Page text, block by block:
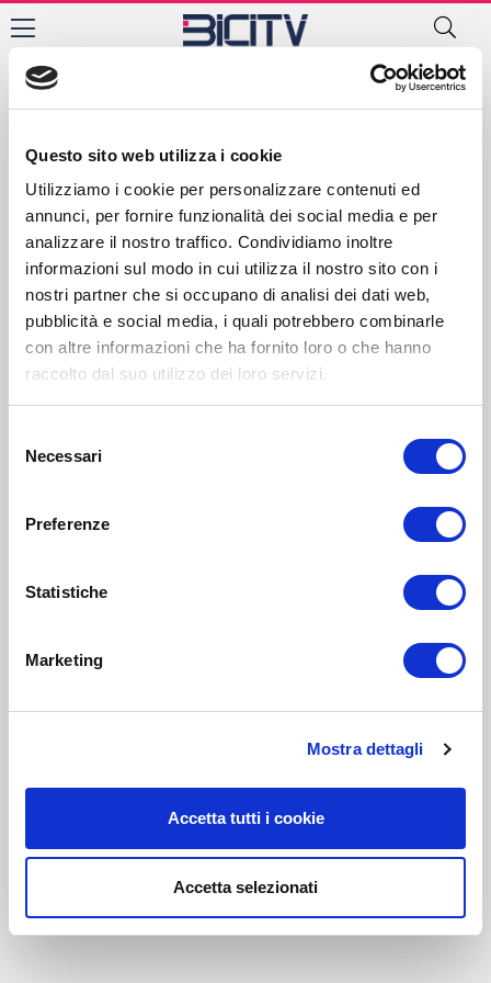
Questo sito web utilizza i cookie
Utilizziamo i cookie per personalizzare contenuti ed
annunci, per fornire funzionalità dei social media e per
analizzare il nostro traffico. Condividiamo inoltre
informazioni sul modo in cui utilizza il nostro sito con i
nostri partner che si occupano di analisi dei dati web,
pubblicità e social media, i quali potrebbero combinarle
con altre informazioni che ha fornito loro o che hanno
raccolto dal suo utilizzo dei loro servizi.
delNecessari
Preferenze
Statistiche
Marketing
Mostra dettagli
Accetta tutti i cookie
Accetta selezionati
Bolzano